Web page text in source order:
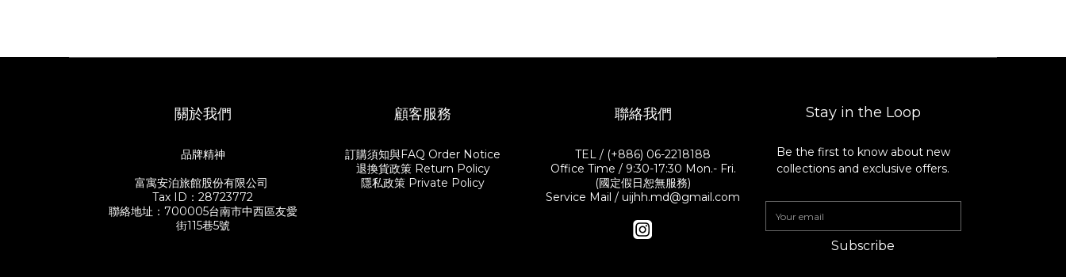
關於我們
品牌精神
富寓安泊旅館股份有限公司
Tax ID：28723772
聯絡地址：700005台南市中西區友愛
街115巷5號
顧客服務
訂購須知與FAQ Order Notice
退換貨政策 Return Policy
隱私政策 Private Policy
聯絡我們
TEL / (+886) 06-2218188
Office Time / 9:30-17:30 Mon.- Fri.
(國定假日恕無服務)
Service Mail / uijhh.md@gmail.com
Stay in the Loop
Be the first to know about new
collections and exclusive offers.
Subscribe